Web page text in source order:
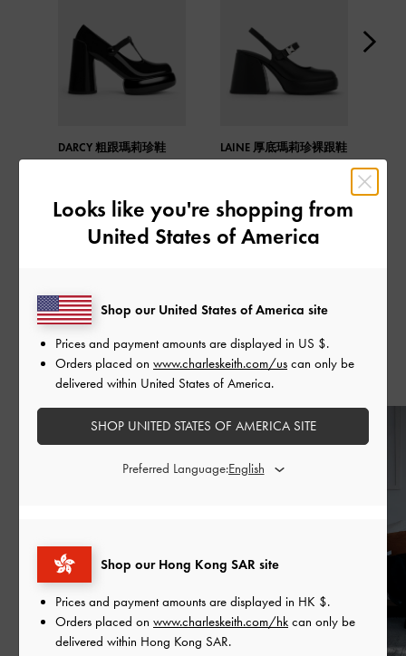
DARCY 粗跟瑪莉珍鞋 LAINE 厚底瑪莉珍裸跟鞋
近期發表
Looks like you're shopping from
United States of America
Shop our Hong Kong SAR site
Prices and payment amounts are displayed in HK $.
Orders placed on www.charleskeith.com/hk can only be
delivered within Hong Kong SAR.
Shop our United States of America site
Prices and payment amounts are displayed in US $.
Orders placed on www.charleskeith.com/us can only be
delivered within United States of America.
SHOP UNITED STATES OF AMERICA SITE
Preferred Language: